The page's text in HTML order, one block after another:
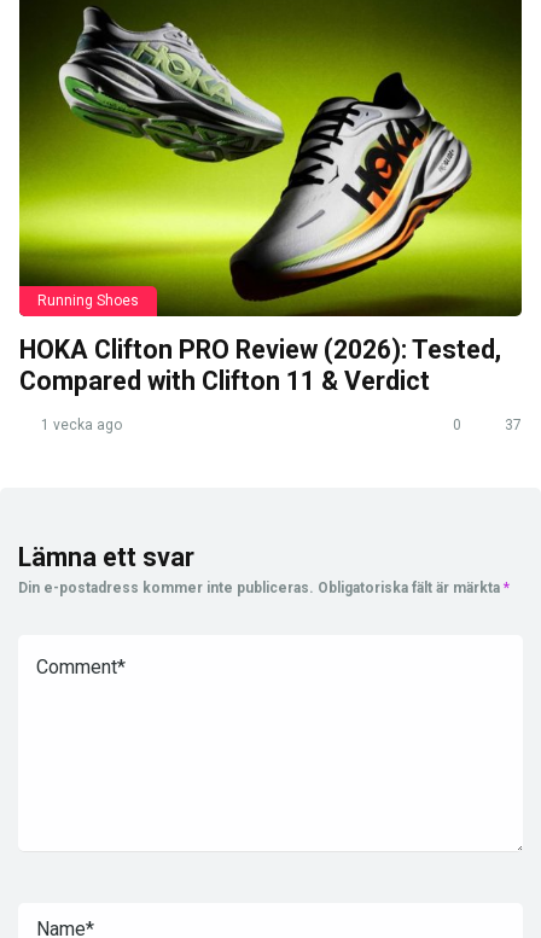
Running Shoes
HOKA Clifton PRO Review (2026): Tested,
Compared with Clifton 11 & Verdict
1 vecka ago 0 37
Lämna ett svar
Din e-postadress kommer inte publiceras. Obligatoriska fält är märkta *